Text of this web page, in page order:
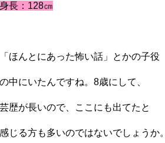
身長：128㎝
「ほんとにあった怖い話」とかの子役
の中にいたんですね。8歳にして、
芸歴が長いので、ここにも出てたと
感じる方も多いのではないでしょうか。